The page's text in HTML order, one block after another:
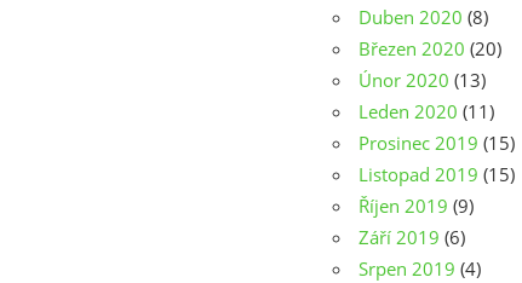
Duben 2020 (8)
Březen 2020 (20)
Únor 2020 (13)
Leden 2020 (11)
Prosinec 2019 (15)
Listopad 2019 (15)
Říjen 2019 (9)
Září 2019 (6)
Srpen 2019 (4)